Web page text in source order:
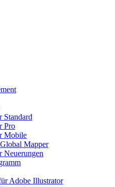
Standard
Pro
Mobile
Mapper
Neuerungen
Adobe Illustrator